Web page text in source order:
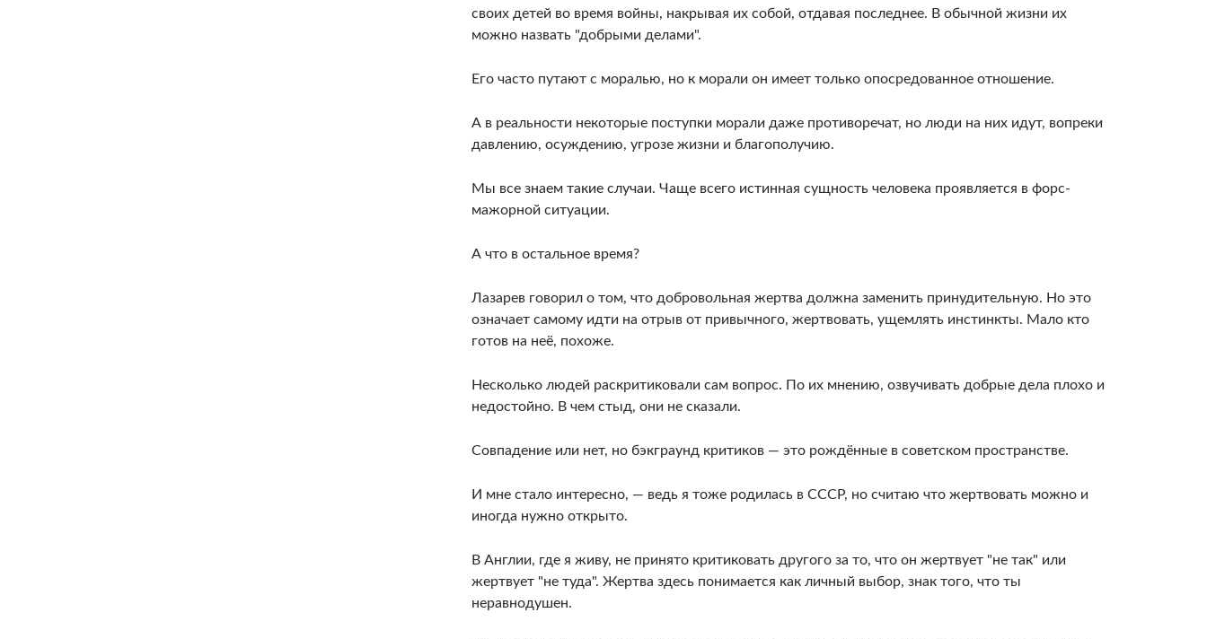
своих детей во время войны, накрывая их собой, отдавая последнее. В обычной жизни их
можно назвать "добрыми делами".
Его часто путают с моралью, но к морали он имеет только опосредованное отношение.
А в реальности некоторые поступки морали даже противоречат, но люди на них идут, вопреки
давлению, осуждению, угрозе жизни и благополучию.
Мы все знаем такие случаи. Чаще всего истинная сущность человека проявляется в форс-
мажорной ситуации.
А что в остальное время?
Лазарев говорил о том, что добровольная жертва должна заменить принудительную. Но это
означает самому идти на отрыв от привычного, жертвовать, ущемлять инстинкты. Мало кто
готов на неё, похоже.
Несколько людей раскритиковали сам вопрос. По их мнению, озвучивать добрые дела плохо и
недостойно. В чем стыд, они не сказали.
Совпадение или нет, но бэкграунд критиков — это рождённые в советском пространстве.
И мне стало интересно, — ведь я тоже родилась в СССР, но считаю что жертвовать можно и
иногда нужно открыто.
В Англии, где я живу, не принято критиковать другого за то, что он жертвует "не так" или
жертвует "не туда". Жертва здесь понимается как личный выбор, знак того, что ты
неравнодушен.